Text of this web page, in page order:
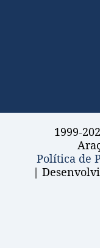
1999-
Política de
|